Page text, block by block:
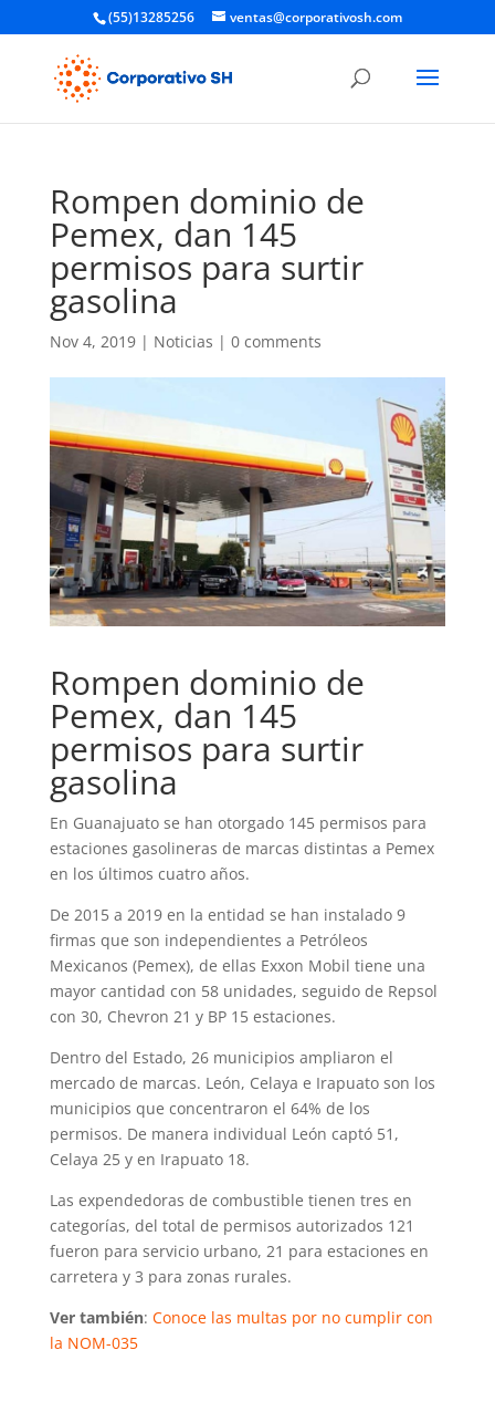
(55)13285256 ventas@corporativosh.com
Rompen dominio de
Pemex, dan 145
permisos para surtir
gasolina
Nov 4, 2019| Noticias | 0 comments
Rompen dominio de
Pemex, dan 145
permisos para surtir
gasolina
En Guanajuato se han otorgado 145 permisos para
estaciones gasolineras de marcas distintas a Pemex
en los últimos cuatro años.
De 2015 a 2019 en la entidad se han instalado 9
firmas que son independientes a Petróleos
Mexicanos (Pemex), de ellas Exxon Mobil tiene una
mayor cantidad con 58 unidades, seguido de Repsol
con 30, Chevron 21 y BP 15 estaciones.
Dentro del Estado, 26 municipios ampliaron el
mercado de marcas. León, Celaya e Irapuato son los
municipios que concentraron el 64% de los
permisos. De manera individual León captó 51,
Celaya 25 y en Irapuato 18.
Las expendedoras de combustible tienen tres en
categorías, del total de permisos autorizados 121
fueron para servicio urbano, 21 para estaciones en
carretera y 3 para zonas rurales.
Ver también: Conoce las multas por no cumplir con
la NOM-035